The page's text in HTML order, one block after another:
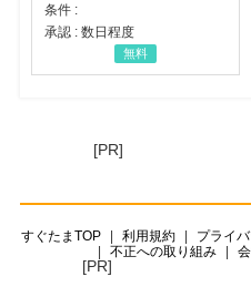
条件 :
承認 : 数日程度
無料
[PR]
すぐたまTOP 利用規約 プライ
不正への取り組み
[PR]